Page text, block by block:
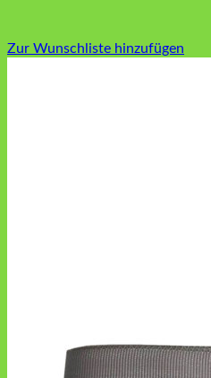
Zur Wunschliste hinzufügen